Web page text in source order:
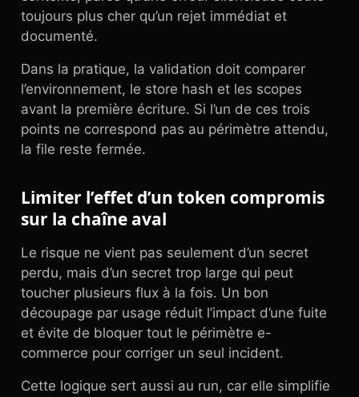
toujours plus cher qu’un rejet immédiat et
documenté.
Dans la pratique, la validation doit comparer
l’environnement, le store hash et les scopes
avant la première écriture. Si l’un de ces trois
points ne correspond pas au périmètre attendu,
la file reste fermée.
Limiter l’effet d’un token compromis
sur la chaîne aval
Le risque ne vient pas seulement d’un secret
perdu, mais d’un secret trop large qui peut
toucher plusieurs flux à la fois. Un bon
découpage par usage réduit l’impact d’une fuite
et évite de bloquer tout le périmètre e-
commerce pour corriger un seul incident.
Cette logique sert aussi au run, car elle simplifie